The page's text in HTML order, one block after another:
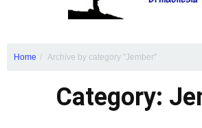
Home Archive by category "Jember"
Category: